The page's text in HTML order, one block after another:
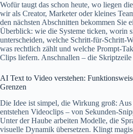
Wofür taugt das schon heute, wo liegen
wir als Creator, Marketer oder kleines
den nächsten Abschnitten bekommen Sie
Überblick: wie die Systeme ticken, worin
unterscheiden, welche Schritt-für-Schritt-
was rechtlich zählt und welche Prompt-
Clips liefern. Anschnallen – die
AI Text to Video verstehen:
Grenzen
Die Idee ist simpel, die Wirkung groß: Aus
entstehen Videoclips – von Sekunden-
Unter der Haube arbeiten Modelle, die
visuelle Dynamik übersetzen. Klingt